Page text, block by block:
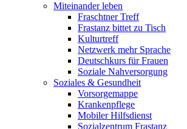
Miteinander leben
Fraschtner Treff
Frastanz bittet zu Tisch
Kulturtreff
Netzwerk mehr Sprache
Deutschkurs für Frauen
Soziale Nahversorgung
Soziales & Gesundheit
Vorsorgemappe
Krankenpflege
Mobiler Hilfsdienst
Sozialzentrum Frastanz